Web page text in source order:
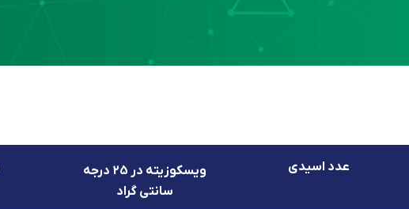
عدد اسیدی
ویسکوزیته در 25 درجه
سانتی گراد